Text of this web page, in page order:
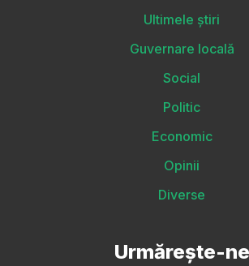
Ultimele știri
Guvernare locală
Social
Politic
Economic
Opinii
Diverse
Urmărește-ne